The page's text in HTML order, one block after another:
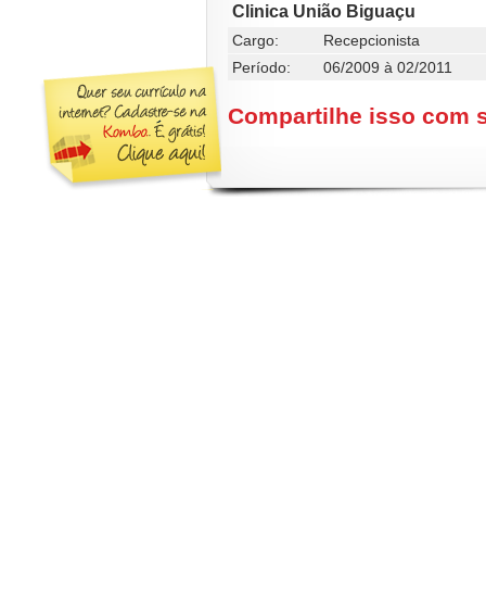
Clinica União Biguaçu
Cargo:
Recepcionista
Período:
06/2009 à 02/2011
Compartilhe isso com